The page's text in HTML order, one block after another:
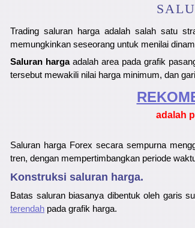
Trading saluran harga adalah salah satu
memungkinkan seseorang untuk menilai
Saluran hargaadalah area pada grafik
tersebut mewakili nilai harga minimum, dan
adalah
Saluran harga Forex secara sempurna
tren, dengan mempertimbangkan periode
Konstruksi saluran harga.
Batas saluran biasanya dibentuk oleh garis
terendah pada grafik harga.